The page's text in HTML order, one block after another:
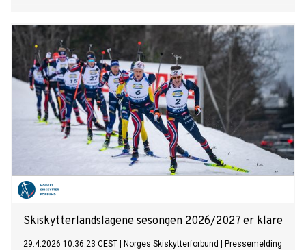
Skiskytterlandslagene sesongen 2026/2027 er klare
29.4.2026 10:36:23 CEST Norges Skiskytterforbund Pressemelding